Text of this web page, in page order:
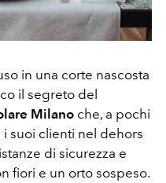
in una corte nascosta
il segreto del
Milano che, a pochi
suoi clienti nel dehors
di sicurezza e
fiori e un orto sospeso.